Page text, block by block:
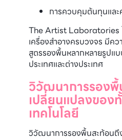
การควบคุมต้นทุนแล
The Artist Laboratories
เครื่องสำอางครบวงจร มีค
สูตรรองพื้นหลากหลายรูปแ
ประเทศและต่างประเทศ
วิวัฒนาการรองพื้
เปลี่ยนแปลงของ
เทคโนโลยี
วิวัฒนาการรองพื้นสะท้อนถึ